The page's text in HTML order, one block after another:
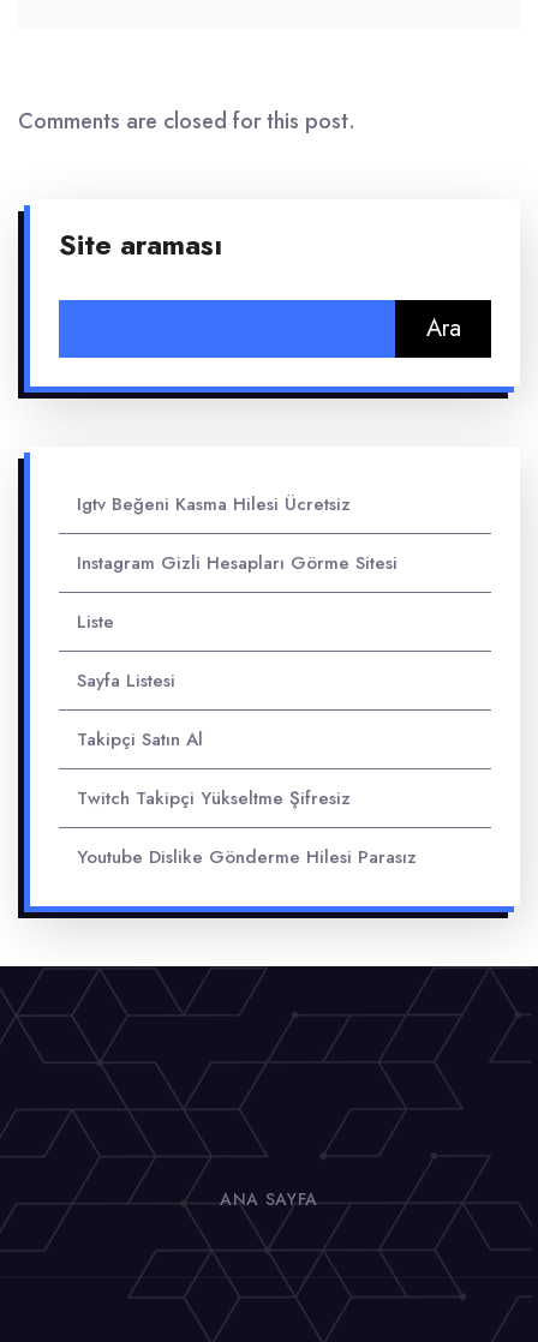
Comments are closed for this post.
Site araması
Igtv Beğeni Kasma Hilesi Ücretsiz
Instagram Gizli Hesapları Görme Sitesi
Liste
Sayfa Listesi
Takipçi Satın Al
Twitch Takipçi Yükseltme Şifresiz
Youtube Dislike Gönderme Hilesi Parasız
ANA SAYFA